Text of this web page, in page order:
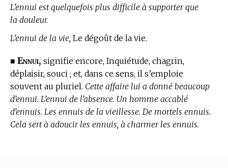
L’ennui est quelquefois plus difficile à supporter que
la douleur.
L’ennui de la vie, Le dégoût de la vie.
■ Ennui, signifie encore, Inquiétude, chagrin,
déplaisir, souci ; et, dans ce sens, il s’emploie
souvent au pluriel. Cette affaire lui a donné beaucoup
d’ennui. L’ennui de l’absence. Un homme accablé
d’ennuis. Les ennuis de la vieillesse. De mortels ennuis.
Cela sert à adoucir les ennuis, à charmer les ennuis.